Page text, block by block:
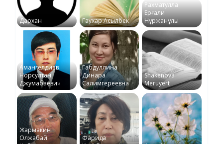
Дархан Гаухар Асылбек
Рахматулла
Ерғали
Нұржанұлы
Амангелдиев
Норсултан
Джумабаевич
Габдуллина
Динара
Салимгереевна
Shakenova
Meruyert
Жармакин
Олжабай
Фарида